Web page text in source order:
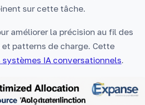
sur cette tâche.
améliorer la précision au fil des
patterns de charge. Cette
IA conversationnels.